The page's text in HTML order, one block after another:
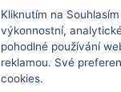
Kliknutím na
výkonnostní,
pohodlné používání
reklamou. Své
cookies.